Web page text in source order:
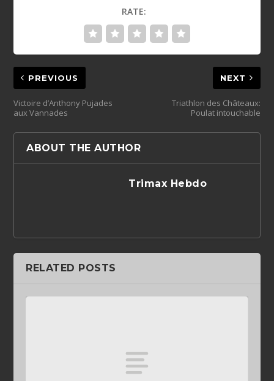
RATE:
PREVIOUS
Victoire d’Anthony Pujades
aux Vannades
NEXT
Triathlon des Châteaux:
Poulat intouchable
ABOUT THE AUTHOR
Trimax Hebdo
RELATED POSTS